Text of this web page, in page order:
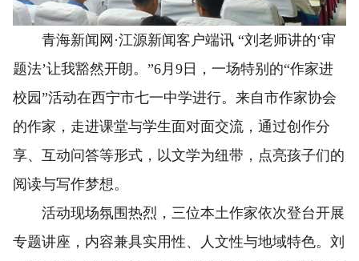
青海新闻网·江源新闻客户端讯 “刘老师讲的‘审
题法’让我豁然开朗。”6月9日，一场特别的“作家进
校园”活动在西宁市七一中学进行。来自市作家协会
的作家，走进课堂与学生面对面交流，通过创作分
享、互动问答等形式，以文学为纽带，点亮孩子们的
阅读与写作梦想。
活动现场氛围热烈，三位本土作家依次登台开展
专题讲座，内容兼具实用性、人文性与地域特色。刘